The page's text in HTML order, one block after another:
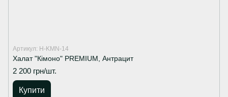
Артикул: H-KMN-14
Халат "Кімоно" PREMIUM, Антрацит
2 200 грн/шт.
Купити